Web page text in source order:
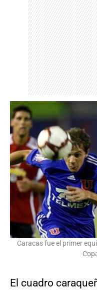
Caracas fue el primer
El cuadro